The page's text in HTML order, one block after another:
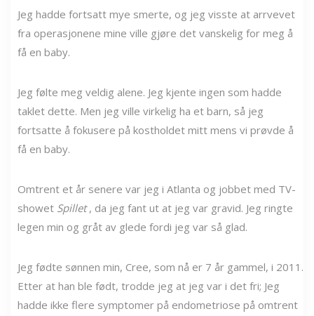
Jeg hadde fortsatt mye smerte, og jeg visste at arrvevet
fra operasjonene mine ville gjøre det vanskelig for meg å
få en baby.
Jeg følte meg veldig alene. Jeg kjente ingen som hadde
taklet dette. Men jeg ville virkelig ha et barn, så jeg
fortsatte å fokusere på kostholdet mitt mens vi prøvde å
få en baby.
Omtrent et år senere var jeg i Atlanta og jobbet med TV-
showet Spillet, da jeg fant ut at jeg var gravid. Jeg ringte
legen min og gråt av glede fordi jeg var så glad.
Jeg fødte sønnen min, Cree, som nå er 7 år gammel, i 2011.
Etter at han ble født, trodde jeg at jeg var i det fri; Jeg
hadde ikke flere symptomer på endometriose på omtrent